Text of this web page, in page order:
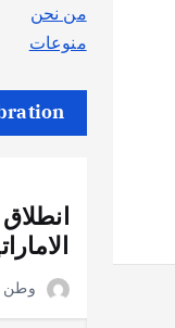
من نحن
منوعات
وطن